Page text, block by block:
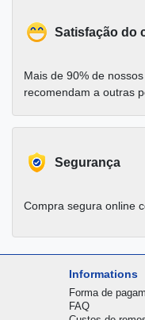
Satisfação do
Mais de 90% de
recomendam a outras
Segurança
Compra segura online
Informations
Forma de
FAQ